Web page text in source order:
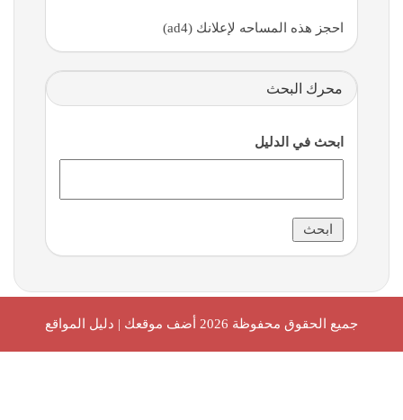
احجز هذه المساحه لإعلانك (ad4)
محرك البحث
ابحث في الدليل
جميع الحقوق محفوظة 2026 أضف موقعك | دليل المواقع